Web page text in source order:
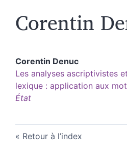
Corentin
Corentin Denuc
Les analyses ascriptivistes
lexique : application aux
État
Retour à l’index